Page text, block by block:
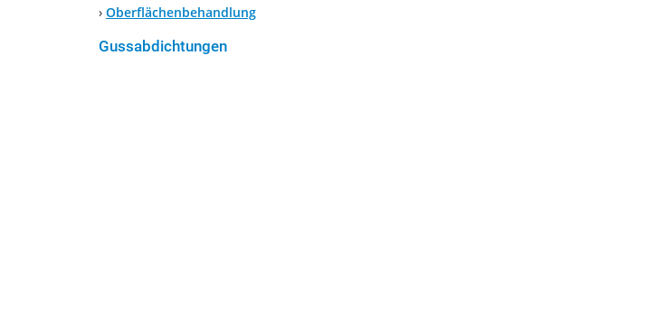
› Oberflächenbehandlung
Gussabdichtungen